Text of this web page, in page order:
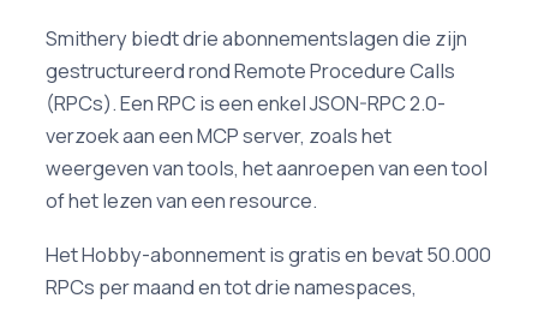
Smithery biedt drie abonnementslagen die zijn
gestructureerd rond Remote Procedure Calls
(RPCs). Een RPC is een enkel JSON-RPC 2.0-
verzoek aan een MCP server, zoals het
weergeven van tools, het aanroepen van een tool
of het lezen van een resource.
Het Hobby-abonnement is gratis en bevat 50.000
RPCs per maand en tot drie namespaces,